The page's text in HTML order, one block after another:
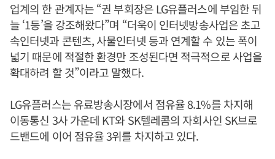
업계의 한 관계자는 “권 부회장은 LG유플러스에 부임한 뒤
늘 ‘1등’을 강조해왔다”며 “더욱이 인터넷방송사업은 초고
속인터넷과 콘텐츠, 사물인터넷 등과 연계할 수 있는 폭이
넓기 때문에 적절한 환경만 조성된다면 적극적으로 사업을
확대하려 할 것”이라고 말했다.
LG유플러스는 유료방송시장에서 점유율 8.1%를 차지해
이동통신 3사 가운데 KT와 SK텔레콤의 자회사인 SK브로
드밴드에 이어 점유율 3위를 차지하고 있다.